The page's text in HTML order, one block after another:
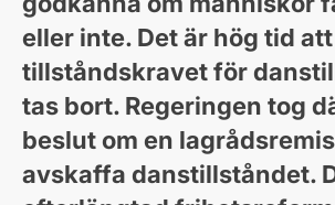
eller inte. Det är hög tid att
tillståndskravet för
tas bort. Regeringen tog
beslut om en
avskaffa danstillståndet.